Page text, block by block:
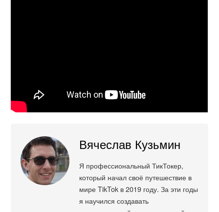
Вячеслав Кузьмин
Я профессиональный ТикТокер,
который начал своё путешествие в
мире TikTok в 2019 году. За эти годы
я научился создавать